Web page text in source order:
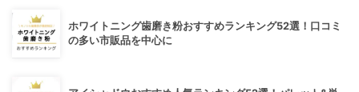
ホワイトニング歯磨き粉おすすめランキング52選！口コミ
の多い市販品を中心に